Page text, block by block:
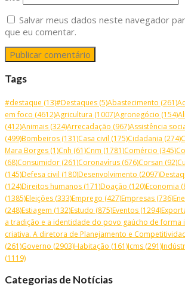
Salvar meus dados neste navegador
que eu comentar.
Tags
#destaque (13)#Destaques (5)Abastecimento (261)
em foco (4612)Agricultura (1007)Agronegócio (154)
(412)Animais (324)Arrecadação (967)Assistência
(499)Bombeiros (131)Casa civil (175)Cidadania (274)
Mara Borges (1)Cnh (61)Cnm (1781)Comércio (345)
(68)Consumidor (261)Coronavírus (676)Corsan (92)
(145)Defesa civil (180)Desenvolvimento (2097)
(124)Direitos humanos (171)Doação (120)Economia
(1385)Eleições (333)Emprego (427)Empresas (736)
(248)Estiagem (132)Estudo (875)Eventos (1294)
a tradição e a identidade do povo gaúcho de forma
criativa. A diretora de Planejamento e
(261)Governo (2903)Habitação (161)Icms (291)
(1119)
Categorias de Notícias